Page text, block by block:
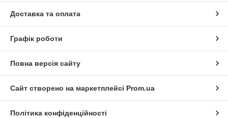
Доставка та оплата
Графік роботи
Повна версія сайту
Сайт створено на маркетплейсі Prom.ua
Політика конфіденційності